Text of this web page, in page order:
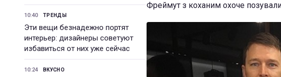
10:40 ТРЕНДЫ
Эти вещи безнадежно портят
интерьер: дизайнеры советуют
избавиться от них уже сейчас
10:24 ВКУСНО
Фреймут з коханим охоче